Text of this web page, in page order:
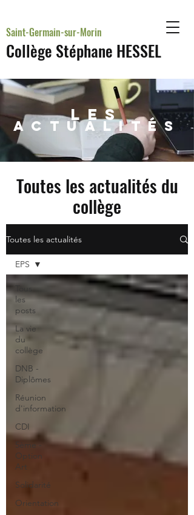
Collège Stéphane HESSEL
Saint-Germain-sur-Morin
LES
actualités
Toutes les actualités du
collège
Toutes les actualités
Tous
les
posts
La vie
du
collège
DNB -
Diplômes
Réunion
d'information
CDI
5ème -
Option
Art
Solidarité
Orientation
EPS